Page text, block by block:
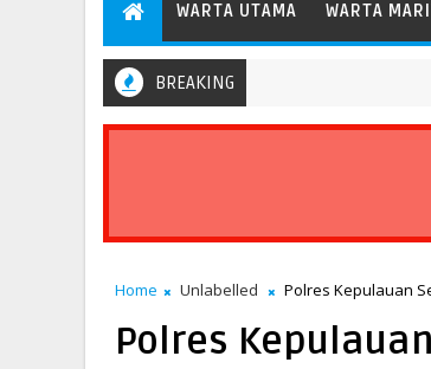
WARTA UTAMA WARTA
BREAKING
Dudy Perkuat Evaluasi Aspek Keselamatan
Home Unlabelled Polres Kepulauan
Polres